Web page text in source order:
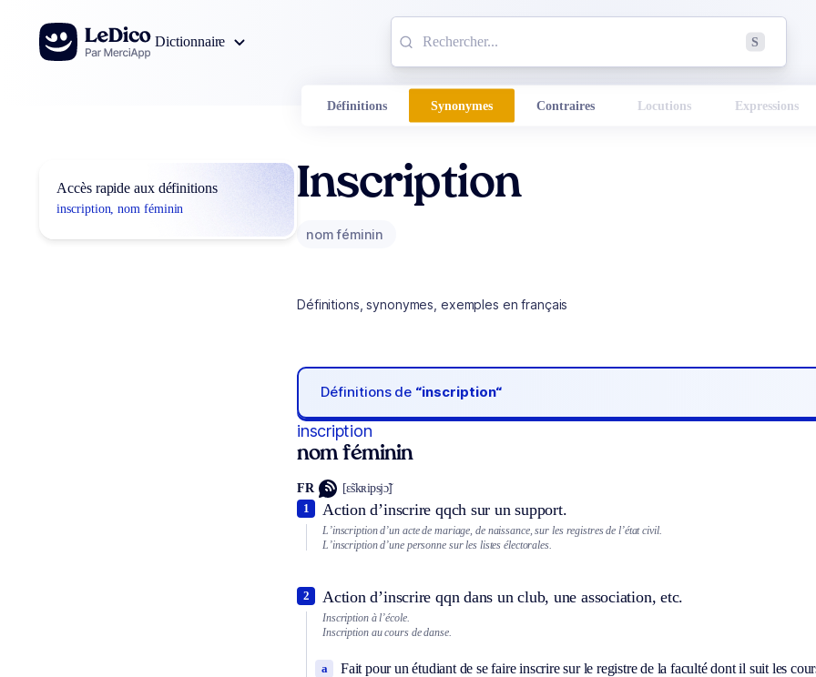
Aller au contenu
Dictionnaire
S
Définitions Synonymes Contraires Locutions Expressions
Accès rapide aux définitions
inscription, nom féminin
Inscription
nom féminin
Définitions, synonymes, exemples en français
Définitions de “inscription“
inscription
nom féminin
FR [ɛ̃skʀipsjɔ̃]
Action d’inscrire qqch sur un support.
1
L’inscription d’un acte de mariage, de naissance, sur les registres de l’état civil.
L’inscription d’une personne sur les listes électorales.
Action d’inscrire qqn dans un club, une association, etc.
2
Inscription à l’école.
Inscription au cours de danse.
Fait pour un étudiant de se faire inscrire sur le registre de la faculté dont il suit les
a